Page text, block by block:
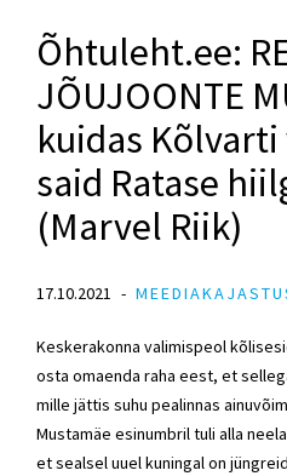
Õhtuleht.ee:
JÕUJOONTE
kuidas
said Ratase
(Marvel Riik)
17.10.2021
Keskerakonna valimispeol
osta omaenda raha eest, et
mille jättis suhu pealinnas
Mustamäe esinumbril tuli alla
et sealsel uuel kuningal on